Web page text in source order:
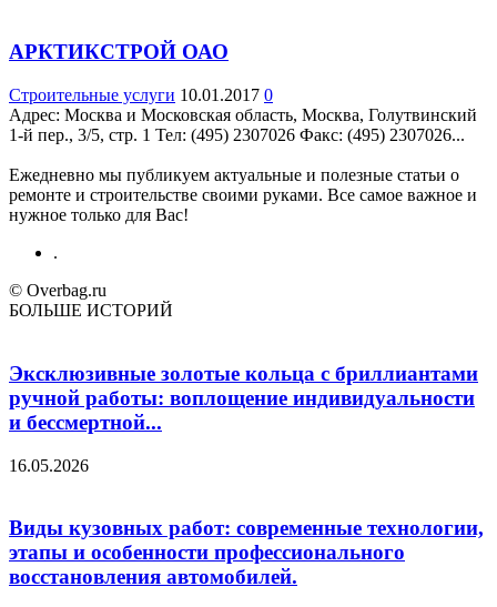
АРКТИКСТРОЙ ОАО
Строительные услуги 10.01.2017 0
Адрес: Москва и Московская область, Москва, Голутвинский
1-й пер., 3/5, стр. 1 Teл: (495) 2307026 Факс: (495) 2307026...
Ежедневно мы публикуем актуальные и полезные статьи о
ремонте и строительстве своими руками. Все самое важное и
нужное только для Вас!
.
© Overbag.ru
БОЛЬШЕ ИСТОРИЙ
Эксклюзивные золотые кольца с бриллиантами
ручной работы: воплощение индивидуальности
и бессмертной...
16.05.2026
Виды кузовных работ: современные технологии,
этапы и особенности профессионального
восстановления автомобилей.